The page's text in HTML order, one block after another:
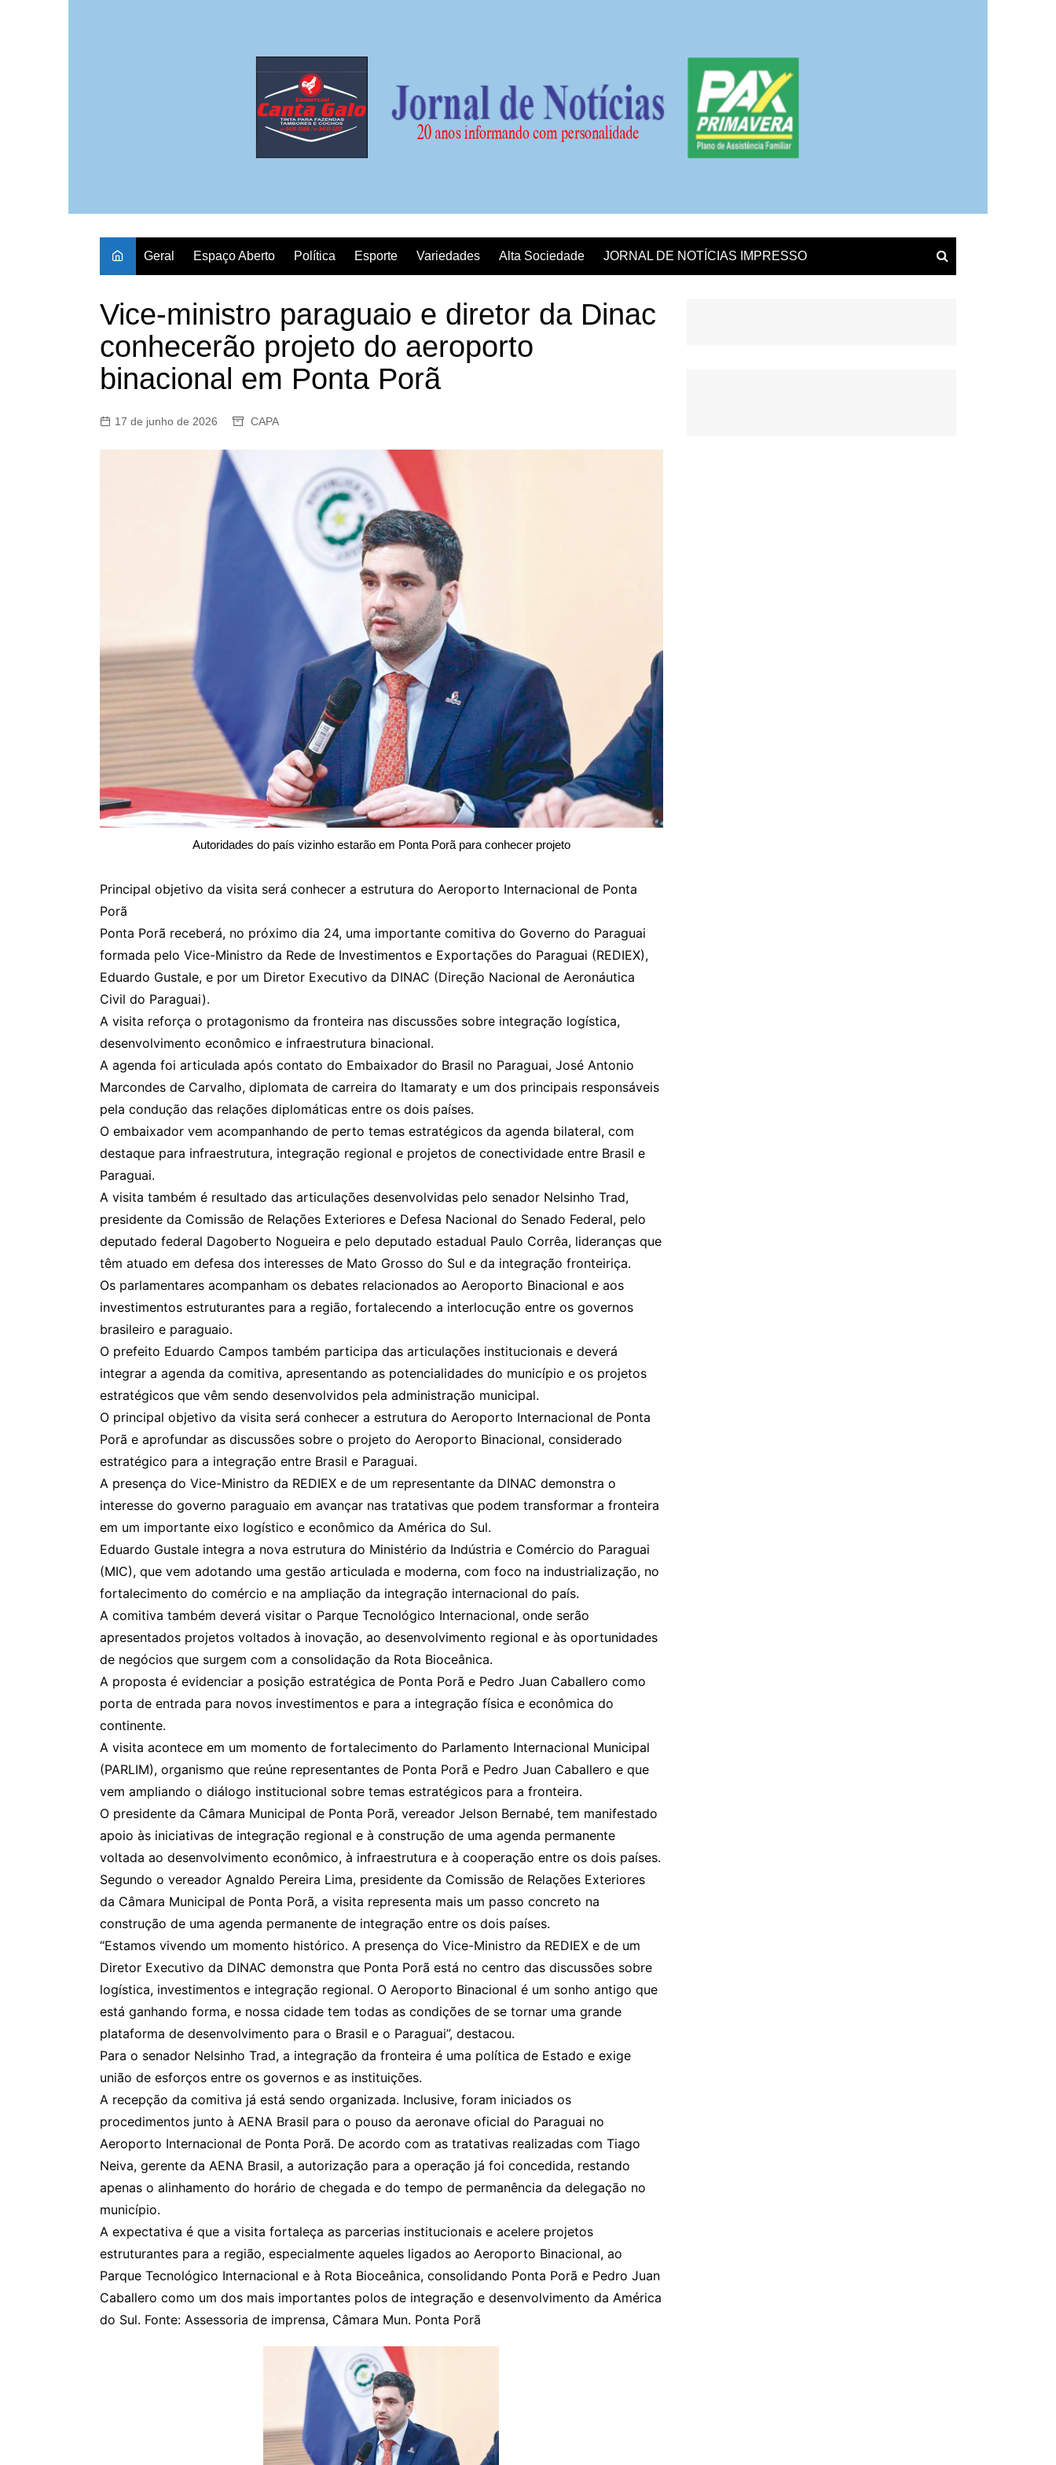
Geral Espaço Aberto Política Esporte Variedades Alta Sociedade JORNAL DE NOTÍCIAS IMPRESSO
Vice-ministro paraguaio e diretor da Dinac
conhecerão projeto do aeroporto
binacional em Ponta Porã
17 de junho de 2026 CAPA
Autoridades do país vizinho estarão em Ponta Porã para conhecer projeto
Principal objetivo da visita será conhecer a estrutura do Aeroporto Internacional de Ponta
Porã
Ponta Porã receberá, no próximo dia 24, uma importante comitiva do Governo do Paraguai
formada pelo Vice-Ministro da Rede de Investimentos e Exportações do Paraguai (REDIEX),
Eduardo Gustale, e por um Diretor Executivo da DINAC (Direção Nacional de Aeronáutica
Civil do Paraguai).
A visita reforça o protagonismo da fronteira nas discussões sobre integração logística,
desenvolvimento econômico e infraestrutura binacional.
A agenda foi articulada após contato do Embaixador do Brasil no Paraguai, José Antonio
Marcondes de Carvalho, diplomata de carreira do Itamaraty e um dos principais responsáveis
pela condução das relações diplomáticas entre os dois países.
O embaixador vem acompanhando de perto temas estratégicos da agenda bilateral, com
destaque para infraestrutura, integração regional e projetos de conectividade entre Brasil e
Paraguai.
A visita também é resultado das articulações desenvolvidas pelo senador Nelsinho Trad,
presidente da Comissão de Relações Exteriores e Defesa Nacional do Senado Federal, pelo
deputado federal Dagoberto Nogueira e pelo deputado estadual Paulo Corrêa, lideranças que
têm atuado em defesa dos interesses de Mato Grosso do Sul e da integração fronteiriça.
Os parlamentares acompanham os debates relacionados ao Aeroporto Binacional e aos
investimentos estruturantes para a região, fortalecendo a interlocução entre os governos
brasileiro e paraguaio.
O prefeito Eduardo Campos também participa das articulações institucionais e deverá
integrar a agenda da comitiva, apresentando as potencialidades do município e os projetos
estratégicos que vêm sendo desenvolvidos pela administração municipal.
O principal objetivo da visita será conhecer a estrutura do Aeroporto Internacional de Ponta
Porã e aprofundar as discussões sobre o projeto do Aeroporto Binacional, considerado
estratégico para a integração entre Brasil e Paraguai.
A presença do Vice-Ministro da REDIEX e de um representante da DINAC demonstra o
interesse do governo paraguaio em avançar nas tratativas que podem transformar a fronteira
em um importante eixo logístico e econômico da América do Sul.
Eduardo Gustale integra a nova estrutura do Ministério da Indústria e Comércio do Paraguai
(MIC), que vem adotando uma gestão articulada e moderna, com foco na industrialização, no
fortalecimento do comércio e na ampliação da integração internacional do país.
A comitiva também deverá visitar o Parque Tecnológico Internacional, onde serão
apresentados projetos voltados à inovação, ao desenvolvimento regional e às oportunidades
de negócios que surgem com a consolidação da Rota Bioceânica.
A proposta é evidenciar a posição estratégica de Ponta Porã e Pedro Juan Caballero como
porta de entrada para novos investimentos e para a integração física e econômica do
continente.
A visita acontece em um momento de fortalecimento do Parlamento Internacional Municipal
(PARLIM), organismo que reúne representantes de Ponta Porã e Pedro Juan Caballero e que
vem ampliando o diálogo institucional sobre temas estratégicos para a fronteira.
O presidente da Câmara Municipal de Ponta Porã, vereador Jelson Bernabé, tem manifestado
apoio às iniciativas de integração regional e à construção de uma agenda permanente
voltada ao desenvolvimento econômico, à infraestrutura e à cooperação entre os dois países.
Segundo o vereador Agnaldo Pereira Lima, presidente da Comissão de Relações Exteriores
da Câmara Municipal de Ponta Porã, a visita representa mais um passo concreto na
construção de uma agenda permanente de integração entre os dois países.
“Estamos vivendo um momento histórico. A presença do Vice-Ministro da REDIEX e de um
Diretor Executivo da DINAC demonstra que Ponta Porã está no centro das discussões sobre
logística, investimentos e integração regional. O Aeroporto Binacional é um sonho antigo que
está ganhando forma, e nossa cidade tem todas as condições de se tornar uma grande
plataforma de desenvolvimento para o Brasil e o Paraguai”, destacou.
Para o senador Nelsinho Trad, a integração da fronteira é uma política de Estado e exige
união de esforços entre os governos e as instituições.
A recepção da comitiva já está sendo organizada. Inclusive, foram iniciados os
procedimentos junto à AENA Brasil para o pouso da aeronave oficial do Paraguai no
Aeroporto Internacional de Ponta Porã. De acordo com as tratativas realizadas com Tiago
Neiva, gerente da AENA Brasil, a autorização para a operação já foi concedida, restando
apenas o alinhamento do horário de chegada e do tempo de permanência da delegação no
município.
A expectativa é que a visita fortaleça as parcerias institucionais e acelere projetos
estruturantes para a região, especialmente aqueles ligados ao Aeroporto Binacional, ao
Parque Tecnológico Internacional e à Rota Bioceânica, consolidando Ponta Porã e Pedro Juan
Caballero como um dos mais importantes polos de integração e desenvolvimento da América
do Sul. Fonte: Assessoria de imprensa, Câmara Mun. Ponta Porã